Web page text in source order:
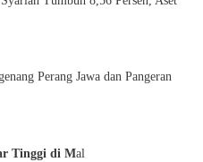
Perang Jawa dan Pangeran
Tinggi di Mal